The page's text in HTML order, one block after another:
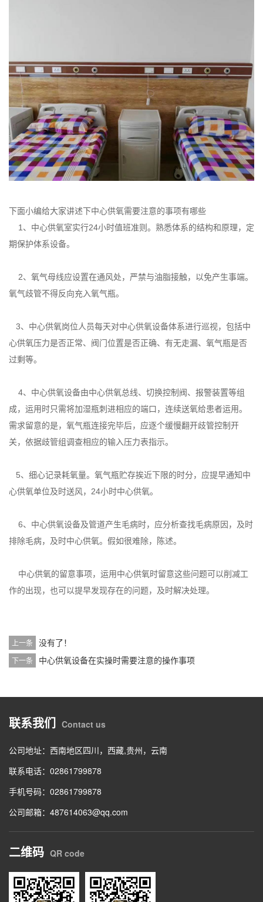
下面小编给大家讲述下中心供氧需要注意的事项有哪些
1、中心供氧室实行24小时值班准则。熟悉体系的结构和原理，定
期保护体系设备。
2、氧气母线应设置在通风处，严禁与油脂接触，以免产生事端。
氧气歧管不得反向充入氧气瓶。
3、中心供氧岗位人员每天对中心供氧设备体系进行巡视，包括中
心供氧压力是否正常、阀门位置是否正确、有无走漏、氧气瓶是否
过剩等。
4、中心供氧设备由中心供氧总线、切换控制阀、报警装置等组
成，运用时只需将加湿瓶刺进相应的端口，连续送氧给患者运用。
需求留意的是，氧气瓶连接完毕后，应逐个缓慢翻开歧管控制开
关，依据歧管组调查相应的输入压力表指示。
5、细心记录耗氧量。氧气瓶贮存挨近下限的时分，应提早通知中
心供氧单位及时送风，24小时中心供氧。
6、中心供氧设备及管道产生毛病时，应分析查找毛病原因，及时
排除毛病，及时中心供氧。假如很难除，陈述。
中心供氧的留意事项，运用中心供氧时留意这些问题可以削减工
作的出现，也可以提早发现存在的问题，及时解决处理。
上一条 没有了！
下一条 中心供氧设备在实操时需要注意的操作事项
联系我们 Contact us
公司地址：西南地区四川，西藏,贵州，云南
联系电话：02861799878
手机号码：02861799878
公司邮箱：487614063@qq.com
二维码 QR code